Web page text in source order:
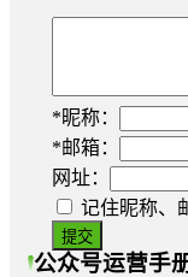
*昵称：
*邮箱：
网址：
记住昵称、
公众号运营手